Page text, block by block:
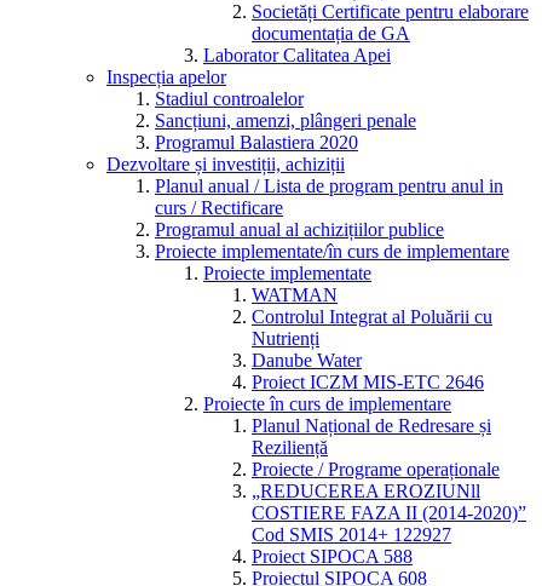
Societăți Certificate pentru elaborare
documentația de GA
Laborator Calitatea Apei
Inspecția apelor
Stadiul controalelor
Sancțiuni, amenzi, plângeri penale
Programul Balastiera 2020
Dezvoltare și investiții, achiziții
Planul anual / Lista de program pentru anul in
curs / Rectificare
Programul anual al achizițiilor publice
Proiecte implementate/în curs de implementare
Proiecte implementate
WATMAN
Controlul Integrat al Poluării cu
Nutrienți
Danube Water
Proiect ICZM MIS-ETC 2646
Proiecte în curs de implementare
Planul Național de Redresare și
Reziliență
Proiecte / Programe operaționale
„REDUCEREA EROZIUNll
COSTIERE FAZA II (2014-2020)”
Cod SMIS 2014+ 122927
Proiect SIPOCA 588
Proiectul SIPOCA 608